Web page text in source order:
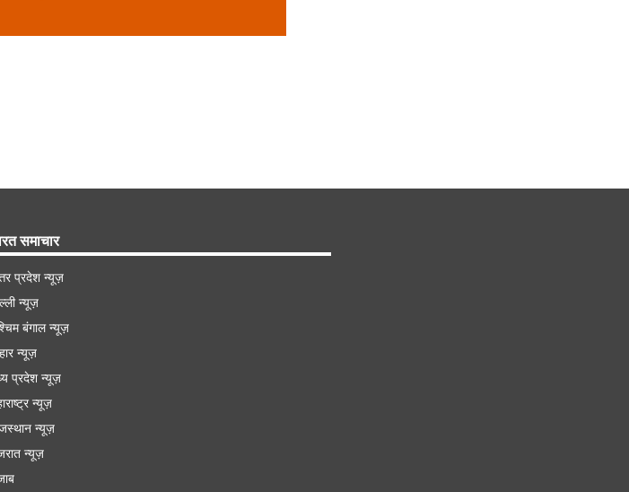
समाचार
प्रदेश न्यूज़
न्यूज़
बंगाल न्यूज़
न्यूज़
प्रदेश न्यूज़
न्यूज़
न्यूज़
न्यूज़